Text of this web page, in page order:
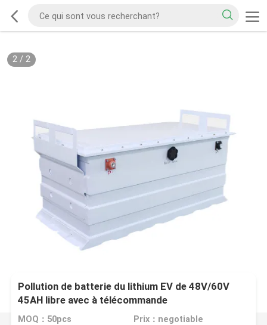
2/ 2
Pollution de batterie du lithium EV de 48V/60V
45AH libre avec à télécommande
MOQ：50pcs Prix：negotiable